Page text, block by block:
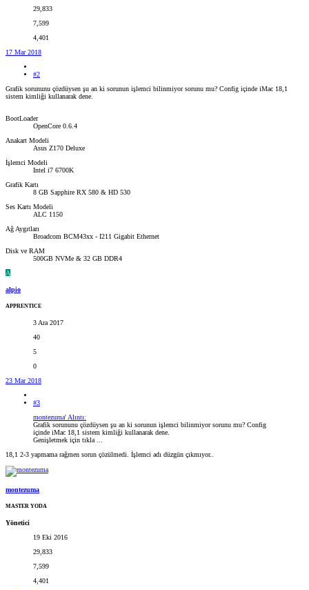
29,833
7,599
4,401
17 Mar 2018
#2
Grafik sorununu çözdüysen şu an ki sorunun işlemci bilinmiyor sorunu mu? Config içinde iMac 18,1
sistem kimliği kullanarak dene.
BootLoader
OpenCore 0.6.4
Anakart Modeli
Asus Z170 Deluxe
İşlemci Modeli
Intel i7 6700K
Grafik Kartı
8 GB Sapphire RX 580 & HD 530
Ses Kartı Modeli
ALC 1150
Ağ Aygıtları
Broadcom BCM43xx - I211 Gigabit Ethernet
Disk ve RAM
500GB NVMe & 32 GB DDR4
A
alpio
APPRENTICE
3 Ara 2017
40
5
0
23 Mar 2018
#3
montezuma' Alıntı:
Grafik sorununu çözdüysen şu an ki sorunun işlemci bilinmiyor sorunu mu? Config
içinde iMac 18,1 sistem kimliği kullanarak dene.
Genişletmek için tıkla ...
18,1 2-3 yapmama rağmen sorun çözülmedi. İşlemci adı düzgün çıkmıyor..
montezuma
MASTER YODA
Yönetici
19 Eki 2016
29,833
7,599
4,401